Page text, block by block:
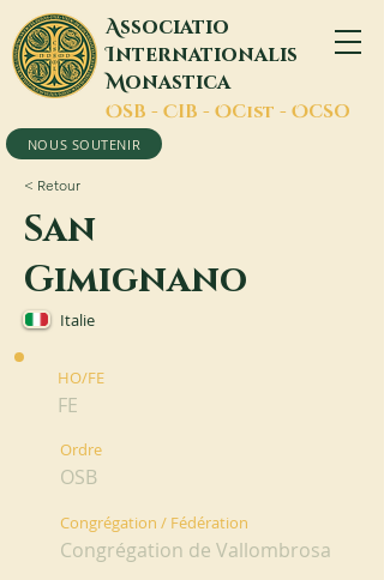
Associatio
Internationalis
Monastica
OSB - CIB - OCist - OCSO
NOUS SOUTENIR
< Retour
San
Gimignano
Italie
HO/FE
FE
Ordre
OSB
Congrégation / Fédération
Congrégation de Vallombrosa